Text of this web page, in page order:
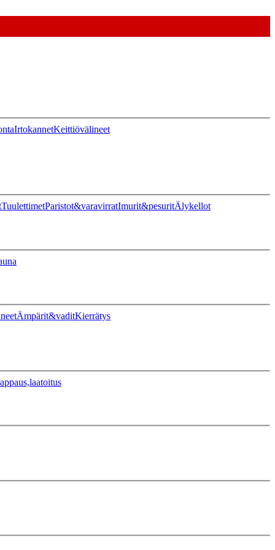
IrtokannetKeittiövälineet
TuulettimetParistot&varavirratImurit&pesuritÄlykellot
Ämpärit&vaditKierrätys